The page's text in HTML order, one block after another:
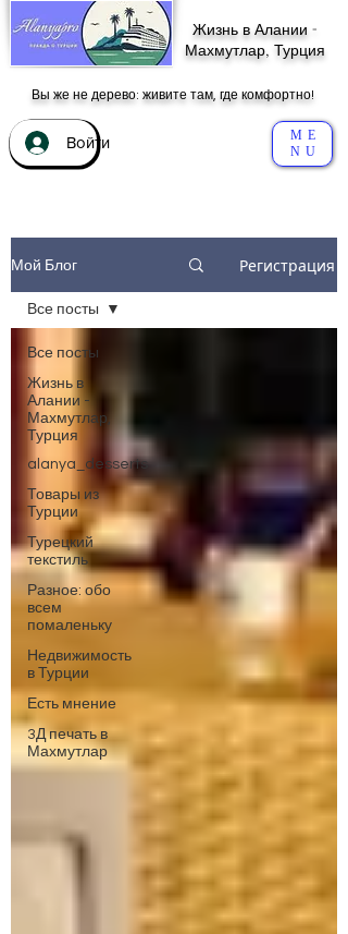
Жизнь в Алании -
Махмутлар, Турция
Вы же не дерево: живите там, где комфортно!
Войти
ME
NU
Мой Блог Регистрация
Все посты
Жизнь в
Алании -
Махмутлар,
Турция
alanya_desserts
Товары из
Турции
Турецкий
текстиль
Разное: обо
всем
помаленьку
Недвижимость
в Турции
Есть мнение
3Д печать в
Махмутлар
Все посты